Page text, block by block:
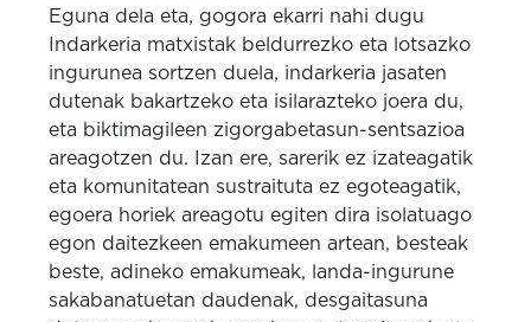
Eguna dela eta, gogora ekarri nahi dugu
Indarkeria matxistak beldurrezko eta lotsazko
ingurunea sortzen duela, indarkeria jasaten
dutenak bakartzeko eta isilarazteko joera du,
eta biktimagileen zigorgabetasun-sentsazioa
areagotzen du. Izan ere, sarerik ez izateagatik
eta komunitatean sustraituta ez egoteagatik,
egoera horiek areagotu egiten dira isolatuago
egon daitezkeen emakumeen artean, besteak
beste, adineko emakumeak, landa-ingurune
sakabanatuetan daudenak, desgaitasuna